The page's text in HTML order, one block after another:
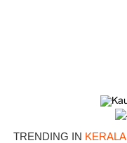
TRENDING IN KERALA